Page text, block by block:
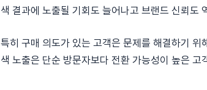
색 결과에 노출될 기회도 늘어나고 브랜드 신뢰도
특히 구매 의도가 있는 고객은 문제를 해결하기
색 노출은 단순 방문자보다 전환 가능성이 높은 고